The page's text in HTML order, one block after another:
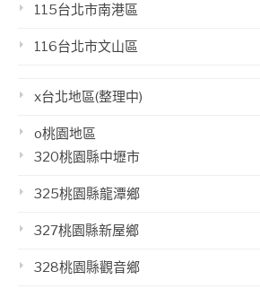
115台北市南港區
116台北市文山區
x台北地區(整理中)
o桃園地區
320桃園縣中壢市
325桃園縣龍潭鄉
327桃園縣新屋鄉
328桃園縣觀音鄉